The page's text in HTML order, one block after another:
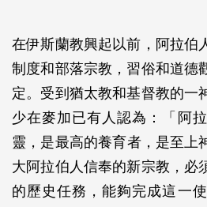
在伊斯蘭教興起以前，阿拉伯
制度和部落宗教，習俗和道德
定。受到猶太教和基督教的一
少在麥加已有人認為：「阿
靈，是最高的養育者，是至
大阿拉伯人信奉的新宗教，必
的歷史任務，能夠完成這一